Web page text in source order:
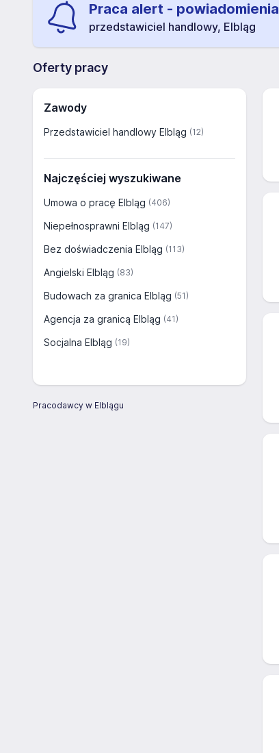
Praca alert - powiadomienia
przedstawiciel handlowy, Elbląg
Oferty pracy
Zawody
Przedstawiciel handlowy Elbląg (12)
Najczęściej wyszukiwane
Umowa o pracę Elbląg (406)
Niepełnosprawni Elbląg (147)
Bez doświadczenia Elbląg (113)
Angielski Elbląg (83)
Budowach za granica Elbląg (51)
Agencja za granicą Elbląg (41)
Socjalna Elbląg (19)
Pracodawcy w Elblągu